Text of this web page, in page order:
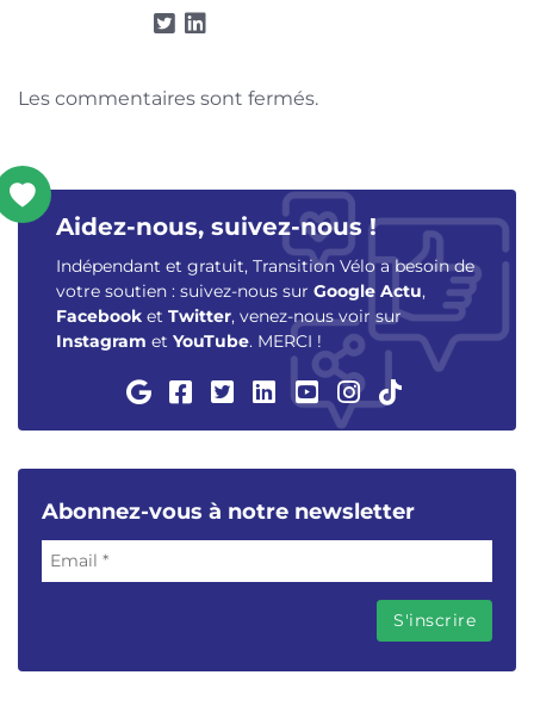
Les commentaires sont fermés.
Aidez-nous, suivez-nous !
Indépendant et gratuit, Transition Vélo a besoin de
votre soutien : suivez-nous sur Google Actu,
Facebook et Twitter, venez-nous voir sur
Instagram et YouTube. MERCI !
Abonnez-vous à notre newsletter